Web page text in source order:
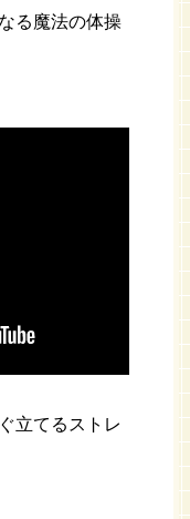
る魔法の体操
立てるストレ